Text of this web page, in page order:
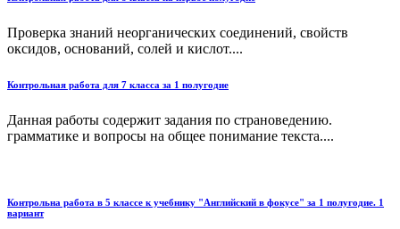
Проверка знаний неорганических соединений, свойств
оксидов, оснований, солей и кислот....
Контрольная работа для 7 класса за 1 полугодие
Данная работы содержит задания по страноведению.
грамматике и вопросы на общее понимание текста....
Контрольна работа в 5 классе к учебнику "Английский в фокусе" за 1 полугодие. 1
вариант